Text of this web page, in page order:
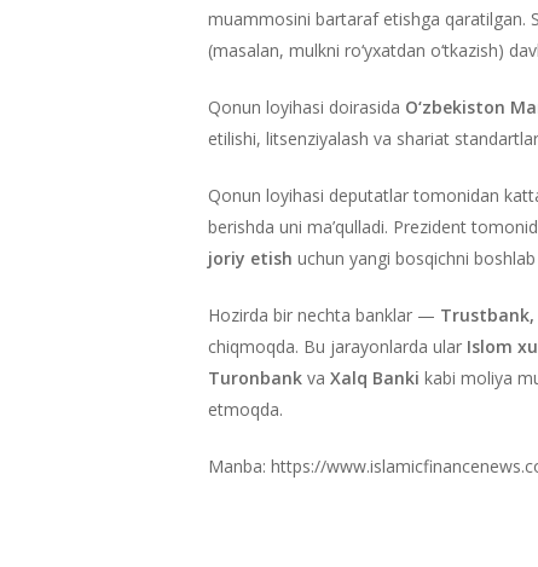
muammosini bartaraf etishga qaratilgan.
(masalan, mulkni ro‘yxatdan o‘tkazish)
Qonun loyihasi doirasida O‘zbekiston
etilishi, litsenziyalash va shariat
Qonun loyihasi deputatlar tomonidan
berishda uni ma’qulladi. Prezident
joriy etish uchun yangi bosqichni
Hozirda bir nechta banklar — Trustbank,
chiqmoqda. Bu jarayonlarda ular Islom
Turonbank va Xalq Banki kabi moliya
etmoqda.
Manba: https://